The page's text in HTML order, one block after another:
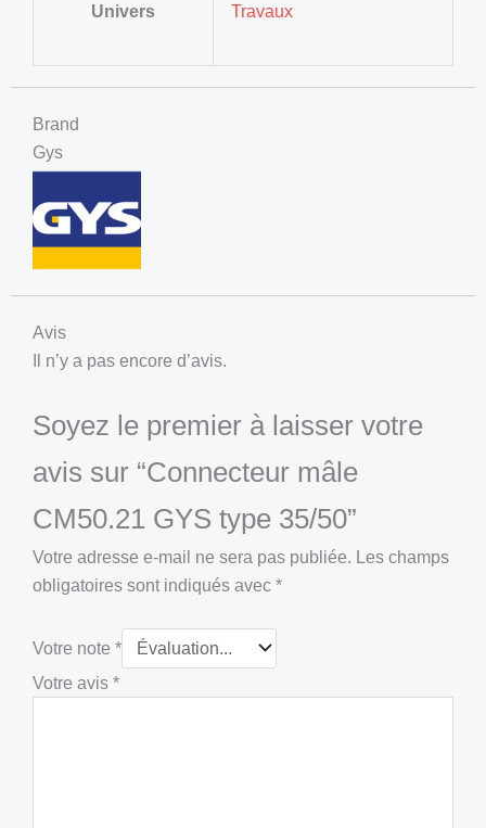
Univers
Travaux
Brand
Gys
Avis
Il n’y a pas encore d’avis.
Soyez le premier à laisser votre
avis sur “Connecteur mâle
CM50.21 GYS type 35/50”
Votre adresse e-mail ne sera pas publiée. Les champs
obligatoires sont indiqués avec *
Votre note *
Votre avis *